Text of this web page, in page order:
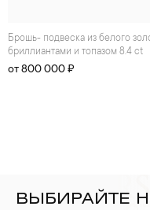
брошь- подвеска из белого золота с
бриллиантами и топазом 8.4 ct
от 800 000 ₽
ВЫБИРАЙТЕ